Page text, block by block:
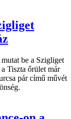
be a Szigliget
Tiszta őrület már
pár című művét